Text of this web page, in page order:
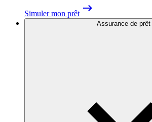
Simuler mon prêt
Assurance de prêt